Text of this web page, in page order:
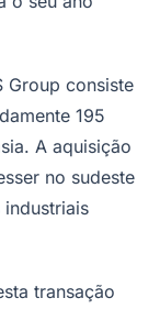
Group consiste
195
A aquisição
no sudeste
transação